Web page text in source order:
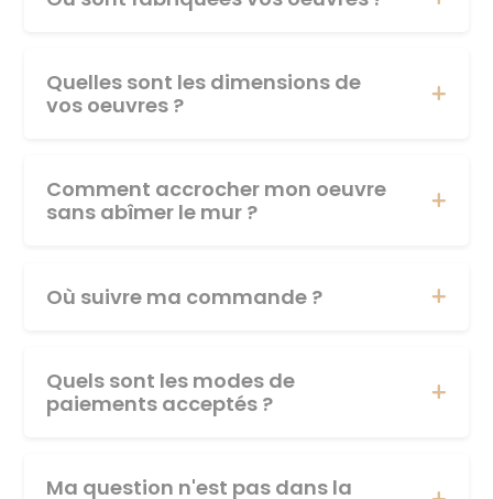
Quelles sont les dimensions de
vos oeuvres ?
Comment accrocher mon oeuvre
sans abîmer le mur ?
Où suivre ma commande ?
Quels sont les modes de
paiements acceptés ?
Ma question n'est pas dans la